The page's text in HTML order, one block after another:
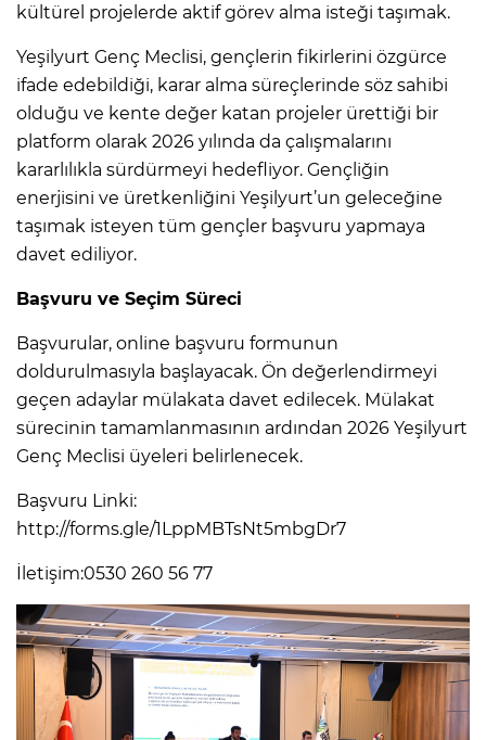
kültürel projelerde aktif görev alma isteği taşımak.
Yeşilyurt Genç Meclisi, gençlerin fikirlerini özgürce
ifade edebildiği, karar alma süreçlerinde söz sahibi
olduğu ve kente değer katan projeler ürettiği bir
platform olarak 2026 yılında da çalışmalarını
kararlılıkla sürdürmeyi hedefliyor. Gençliğin
enerjisini ve üretkenliğini Yeşilyurt’un geleceğine
taşımak isteyen tüm gençler başvuru yapmaya
davet ediliyor.
Başvuru ve Seçim Süreci
Başvurular, online başvuru formunun
doldurulmasıyla başlayacak. Ön değerlendirmeyi
geçen adaylar mülakata davet edilecek. Mülakat
sürecinin tamamlanmasının ardından 2026 Yeşilyurt
Genç Meclisi üyeleri belirlenecek.
Başvuru Linki:
http://forms.gle/1LppMBTsNt5mbgDr7
İletişim:0530 260 56 77